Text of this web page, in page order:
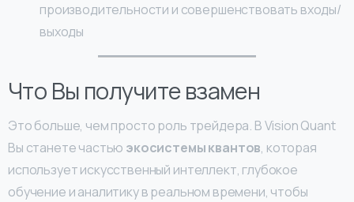
производительности и совершенствовать входы/
выходы
Что Вы получите взамен
Это больше, чем просто роль трейдера. В Vision Quant
Вы станете частью экосистемы квантов, которая
использует искусственный интеллект, глубокое
обучение и аналитику в реальном времени, чтобы